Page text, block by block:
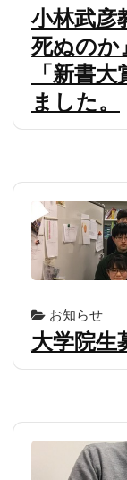
小林武彦
死ぬのか
「新書
ました。
お知らせ
大学院生